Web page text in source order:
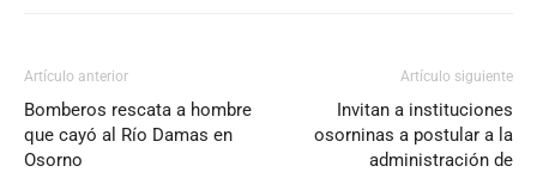
Artículo anterior
Bomberos rescata a hombre
que cayó al Río Damas en
Osorno
Artículo siguiente
Invitan a instituciones
osorninas a postular a la
administración de